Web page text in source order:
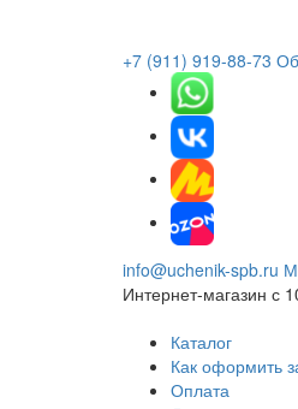
+7 (911) 919-88-73
info@uchenik-spb.ru
Интернет-магазин с
Каталог
Как оформить
Оплата